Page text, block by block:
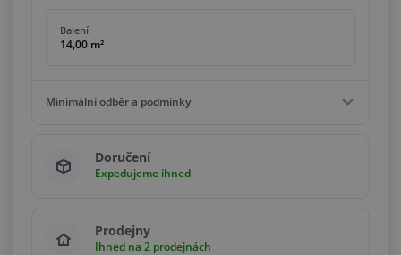
Balení
14,00 m²
Minimální odběr a podmínky
14,00 m²
Násobky 14,00 m²
Doručení
Expedujeme ihned
Prodejny
Ihned na 2 prodejnách